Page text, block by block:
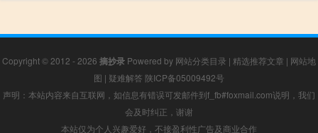
Copyright © 2012 - 2026 摘抄录 Powered by 网站分类目录 | 精选推荐文章 | 网站地
图 | 疑难解答 陕ICP备05009492号
声明：本站内容来自互联网，如信息有错误可发邮件到f_fb#foxmail.com说明，我们
会及时纠正，谢谢
本站仅为个人兴趣爱好，不接盈利性广告及商业合作